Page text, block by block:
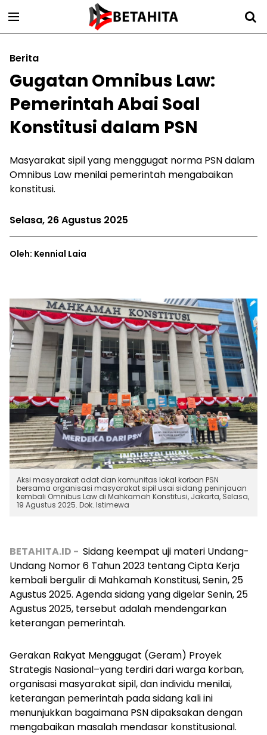
Berita
Gugatan Omnibus Law:
Pemerintah Abai Soal
Konstitusi dalam PSN
Masyarakat sipil yang menggugat norma PSN dalam
Omnibus Law menilai pemerintah mengabaikan
konstitusi.
Selasa, 26 Agustus 2025
Oleh: Kennial Laia
Aksi masyarakat adat dan komunitas lokal korban PSN
bersama organisasi masyarakat sipil usai sidang peninjauan
kembali Omnibus Law di Mahkamah Konstitusi, Jakarta, Selasa,
19 Agustus 2025. Dok. Istimewa
BETAHITA.ID - Sidang keempat uji materi Undang-
Undang Nomor 6 Tahun 2023 tentang Cipta Kerja
kembali bergulir di Mahkamah Konstitusi, Senin, 25
Agustus 2025. Agenda sidang yang digelar Senin, 25
Agustus 2025, tersebut adalah mendengarkan
keterangan pemerintah.
Gerakan Rakyat Menggugat (Geram) Proyek
Strategis Nasional–yang terdiri dari warga korban,
organisasi masyarakat sipil, dan individu menilai,
keterangan pemerintah pada sidang kali ini
menunjukkan bagaimana PSN dipaksakan dengan
mengabaikan masalah mendasar konstitusional.